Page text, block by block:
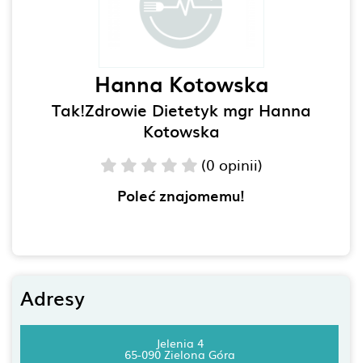
Hanna Kotowska
Tak!Zdrowie Dietetyk mgr Hanna
Kotowska
(0 opinii)
Poleć znajomemu!
Adresy
Jelenia 4
65-090 Zielona Góra